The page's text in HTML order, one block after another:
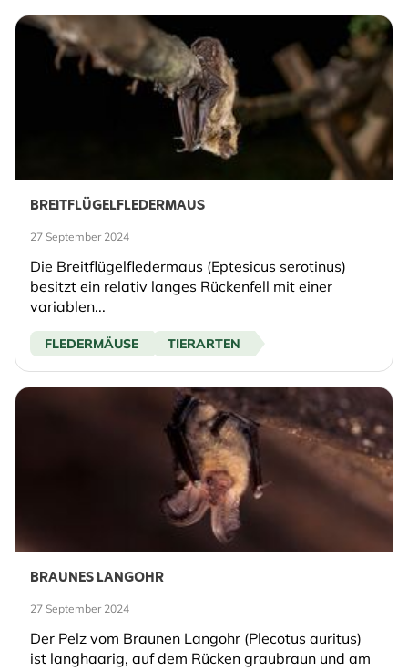
BREITFLÜGELFLEDERMAUS
27 September 2024
Die Breitflügelfledermaus (Eptesicus serotinus)
besitzt ein relativ langes Rückenfell mit einer
variablen...
FLEDERMÄUSE TIERARTEN
BRAUNES LANGOHR
27 September 2024
Der Pelz vom Braunen Langohr (Plecotus auritus)
ist langhaarig, auf dem Rücken graubraun und am